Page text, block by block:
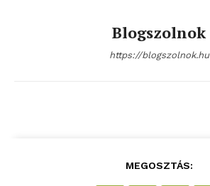
Blogszolnok
https://blogszolnok.hu
MEGOSZTÁS: